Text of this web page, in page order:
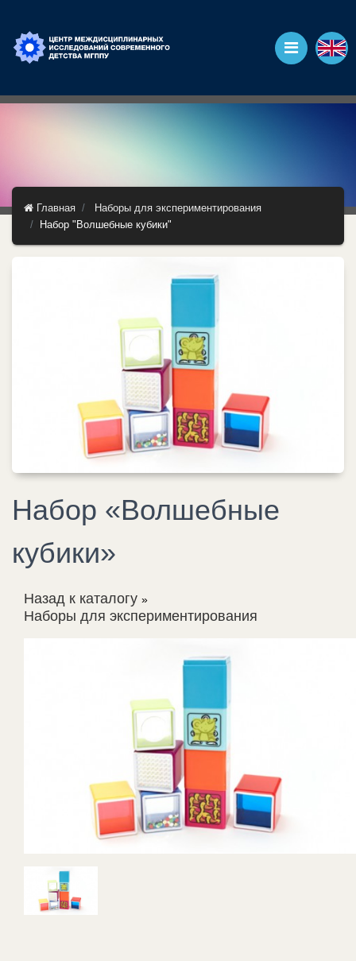
Главная
Наборы для экспериментирования
Набор "Волшебные кубики"
Набор «Волшебные
кубики»
Назад к каталогу
Наборы для экспериментирования